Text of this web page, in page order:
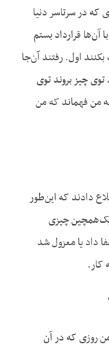
در سرتاسر دنیا
آن‌ها قرارداد بستم
اول. رفتند آن‌جا
توی چیز بروند توی
من فهماند که من
دادند که این‌طور
یک‌همچین چیزی
داد یا معزول شد
کار.
روزی که در آن